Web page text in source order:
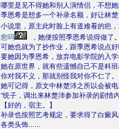
哪里是见不得她和别人演情侣，不想她
季恩希是想多一个补录名额，好让林楚
小说里，原主此时脸上有道难看的疤
愈吗
，她便按照季恩希说得做了。
可她也就为了抄作业，跟季恩希说点好
要她因为季恩希，放弃电影学院的入学
她在原世界，就有些遗憾自己不是科班
你对我不义，那就别怪我对你不仁了。
她可记得，原文中林楚沛之所以会被
“统子，调出来林楚沛参加补录的剧情
【好的，宿主。】
补录也按照艺考规定，要求得了白癜
各类头饰......